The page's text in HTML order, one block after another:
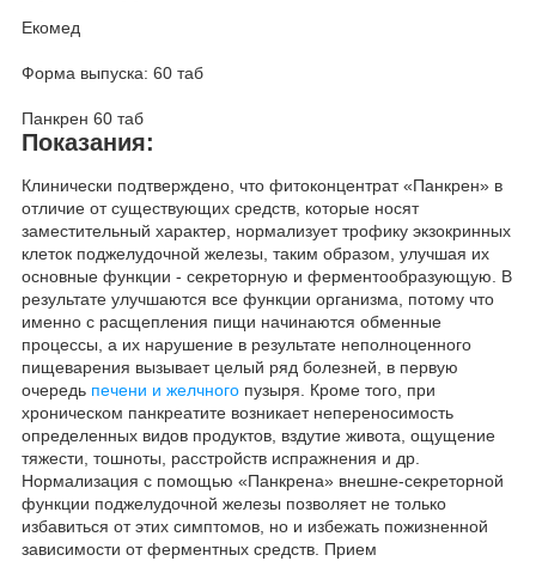
Екомед
Форма выпуска: 60 таб
Панкрен 60 таб
Показания:
Клинически подтверждено, что фитоконцентрат «Панкрен» в
отличие от существующих средств, которые носят
заместительный характер, нормализует трофику экзокринных
клеток поджелудочной железы, таким образом, улучшая их
основные функции - секреторную и ферментообразующую. В
результате улучшаются все функции организма, потому что
именно с расщепления пищи начинаются обменные
процессы, а их нарушение в результате неполноценного
пищеварения вызывает целый ряд болезней, в первую
очередь печени и желчного пузыря. Кроме того, при
хроническом панкреатите возникает непереносимость
определенных видов продуктов, вздутие живота, ощущение
тяжести, тошноты, расстройств испражнения и др.
Нормализация с помощью «Панкрена» внешне-секреторной
функции поджелудочной железы позволяет не только
избавиться от этих симптомов, но и избежать пожизненной
зависимости от ферментных средств. Прием